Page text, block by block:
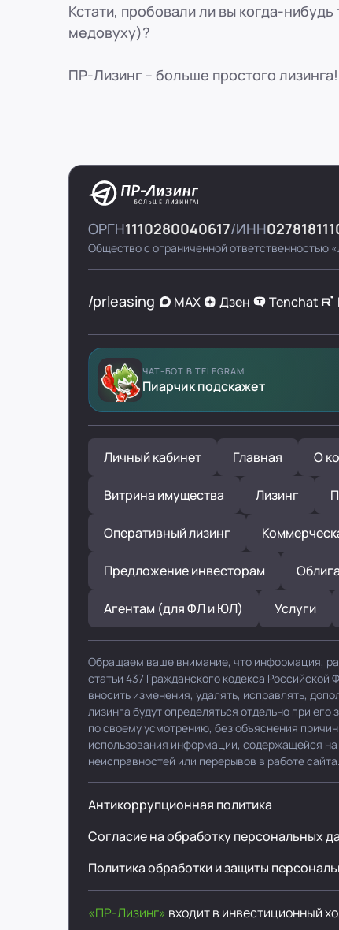
Кстати, пробовали ли вы когда-
медовуху)?
ПР-Лизинг – больше простого лизинга!
ОРГН1110280040617 ИНН
Общество с ограниченной ответственностью
/prleasing MAX Дзен Tenchat
ЧАТ-БОТ В TELEGRAM
Пиарчик подскажет
Личный кабинет Главная О
Витрина имущества Лизинг
Оперативный лизинг
Предложение инвесторам
Агентам (для ФЛ и ЮЛ) Услуги
Обращаем ваше внимание, что информация,
статьи 437 Гражданского кодекса
вносить изменения, удалять, исправлять,
лизинга будут определяться отдельно при
по своему усмотрению, без объяснения
использования информации, содержащейся на
неисправностей или перерывов в работе сайта.
Антикоррупционная политика
Согласие на обработку персональных
Политика обработки и защиты
«ПР-Лизинг» входит в инвестиционный